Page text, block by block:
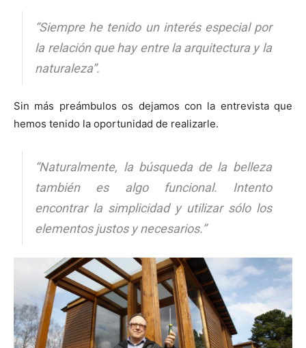
“Siempre he tenido un interés especial por
la relación que hay entre la arquitectura y la
naturaleza”.
Sin más preámbulos os dejamos con la entrevista que
hemos tenido la oportunidad de realizarle.
“Naturalmente, la búsqueda de la belleza
también es algo funcional. Intento
encontrar la simplicidad y utilizar sólo los
elementos justos y necesarios.”